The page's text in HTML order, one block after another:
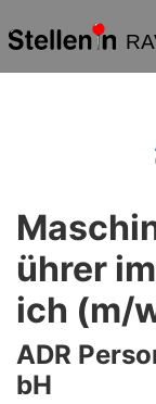
ührer
ich (m/
ADR
bH